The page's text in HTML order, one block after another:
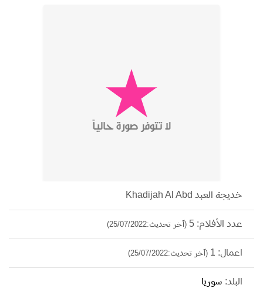
خديجة العبد Khadijah Al Abd
عدد الأفلام: 5 (آخر تحديث:25/07/2022)
اعمال: 1 (آخر تحديث:25/07/2022)
البلد: سوريا